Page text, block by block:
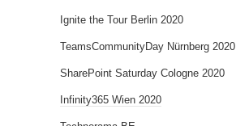
Ignite the Tour Berlin 2020
TeamsCommunityDay Nürnberg 2020
SharePoint Saturday Cologne 2020
Infinity365 Wien 2020